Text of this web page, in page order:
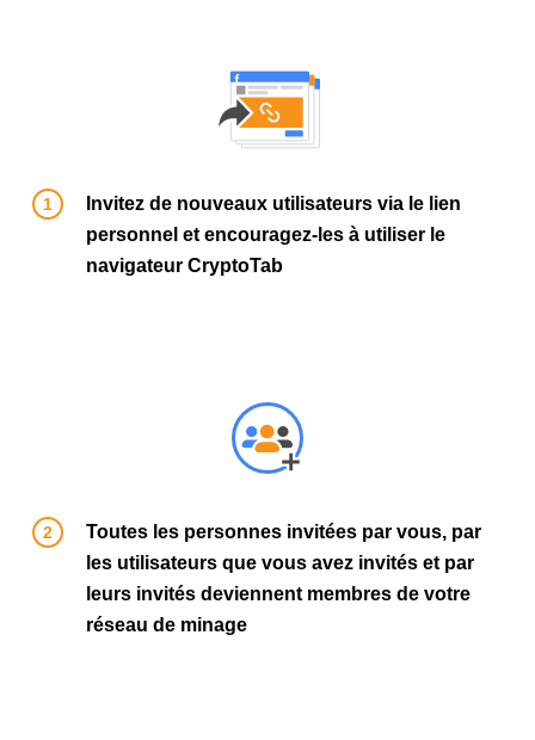
Invitez de nouveaux utilisateurs via le lien
personnel et encouragez-les à utiliser le
navigateur CryptoTab
Toutes les personnes invitées par vous, par
les utilisateurs que vous avez invités et par
leurs invités deviennent membres de votre
réseau de minage